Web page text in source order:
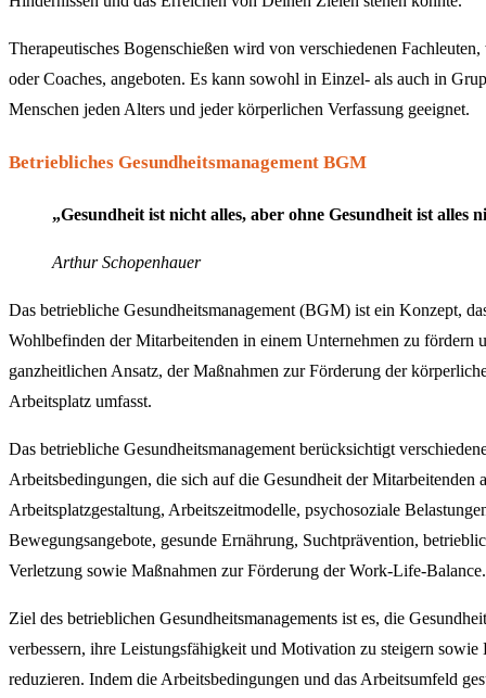
Therapeutisches Bogenschießen wird von verschiedenen
oder Coaches, angeboten. Es kann sowohl in Einzel- als auch in
Menschen jeden Alters und jeder körperlichen Verfassung geeignet.
Betriebliches Gesundheitsmanagement BGM
„Gesundheit ist nicht alles, aber ohne Gesundheit ist alles
Arthur Schopenhauer
Das betriebliche Gesundheitsmanagement (BGM) ist ein Konzept,
Wohlbefinden der Mitarbeitenden in einem Unternehmen zu fördern
ganzheitlichen Ansatz, der Maßnahmen zur Förderung der
Arbeitsplatz umfasst.
Das betriebliche Gesundheitsmanagement berücksichtigt
Arbeitsbedingungen, die sich auf die Gesundheit der Mitarbeitenden
Arbeitsplatzgestaltung, Arbeitszeitmodelle, psychosoziale
Bewegungsangebote, gesunde Ernährung, Suchtprävention,
Verletzung sowie Maßnahmen zur Förderung der Work-Life-Balance.
Ziel des betrieblichen Gesundheitsmanagements ist es, die
verbessern, ihre Leistungsfähigkeit und Motivation zu steigern
reduzieren. Indem die Arbeitsbedingungen und das Arbeitsumfeld